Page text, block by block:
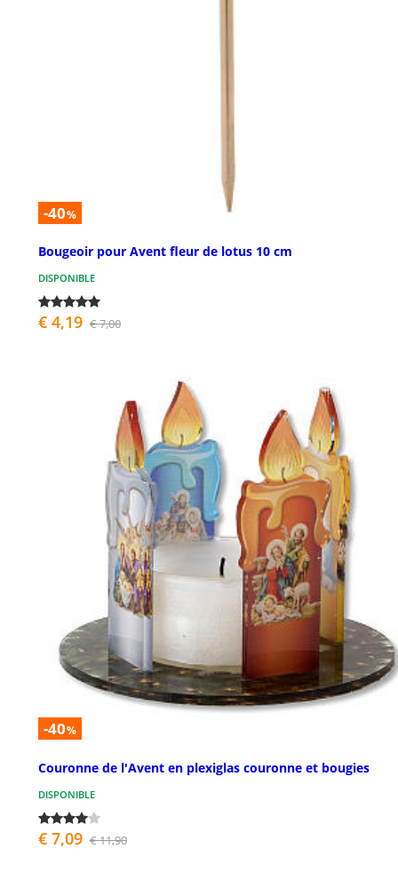
-40%
Bougeoir pour Avent fleur de lotus 10 cm
DISPONIBLE
€ 4,19 € 7,00
-40%
Couronne de l'Avent en plexiglas couronne et bougies
DISPONIBLE
€ 7,09 € 11,90